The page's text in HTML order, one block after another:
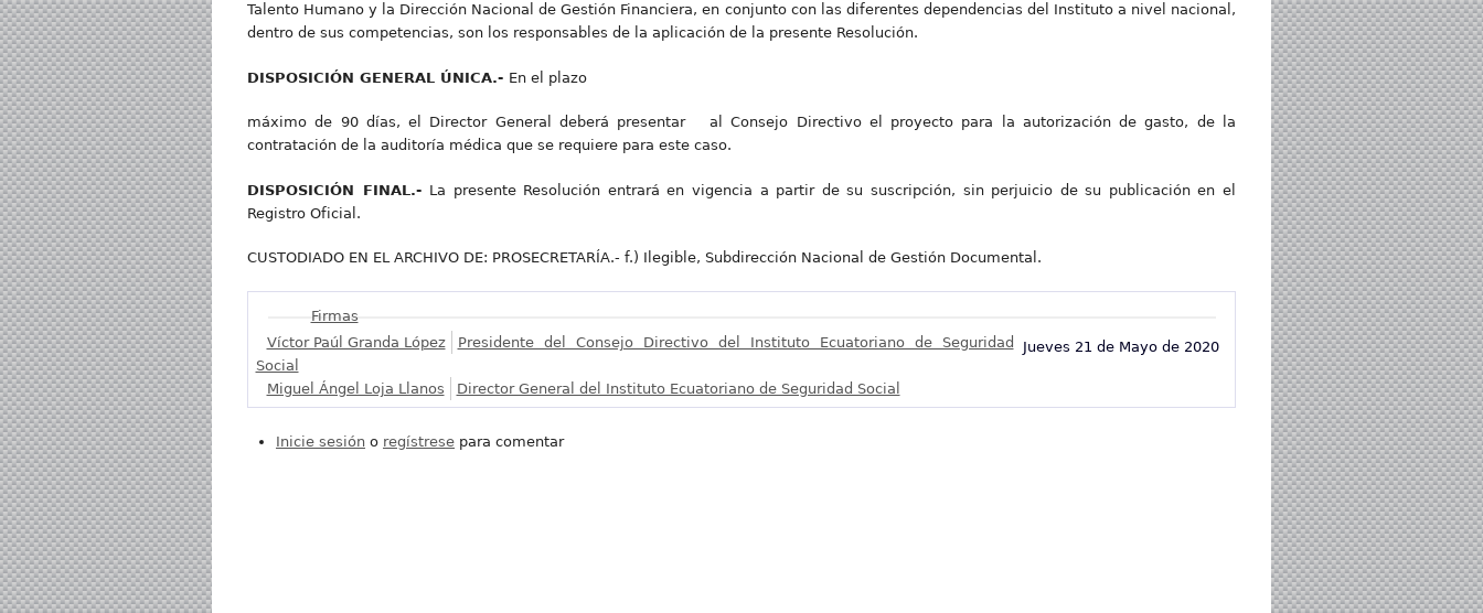
Talento Humano y la Dirección Nacional de Gestión Financiera, en conjunto con las diferentes dependencias del Instituto a nivel nacional,
dentro de sus competencias, son los responsables de la aplicación de la presente Resolución.
DISPOSICIÓN GENERAL ÚNICA.- En el plazo
máximo de 90 días, el Director General deberá presentar al Consejo Directivo el proyecto para la autorización de gasto, de la
contratación de la auditoría médica que se requiere para este caso.
DISPOSICIÓN FINAL.- La presente Resolución entrará en vigencia a partir de su suscripción, sin perjuicio de su publicación en el
Registro Oficial.
CUSTODIADO EN EL ARCHIVO DE: PROSECRETARÍA.- f.) Ilegible, Subdirección Nacional de Gestión Documental.
Mostrar
Firmas
Jueves 21 de Mayo de 2020
Víctor Paúl Granda López
Presidente del Consejo Directivo del Instituto Ecuatoriano de Seguridad
Social
Miguel Ángel Loja Llanos
Director General del Instituto Ecuatoriano de Seguridad Social
Inicie sesión o regístrese para comentar